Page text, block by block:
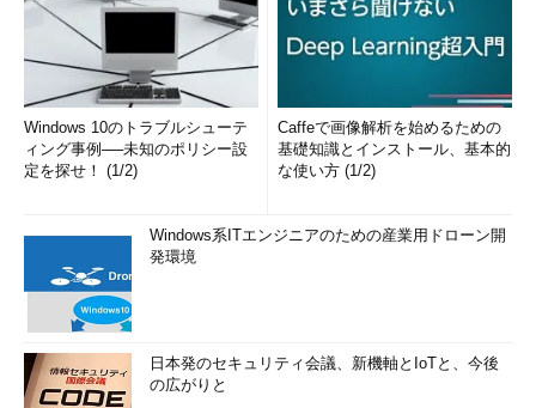
Windows 10のトラブルシューテ
ィング事例──未知のポリシー設
定を探せ！ (1/2)
Caffeで画像解析を始めるための
基礎知識とインストール、基本的
な使い方 (1/2)
Windows系ITエンジニアのための産業用ドローン開
発環境
日本発のセキュリティ会議、新機軸とIoTと、今後
の広がりと